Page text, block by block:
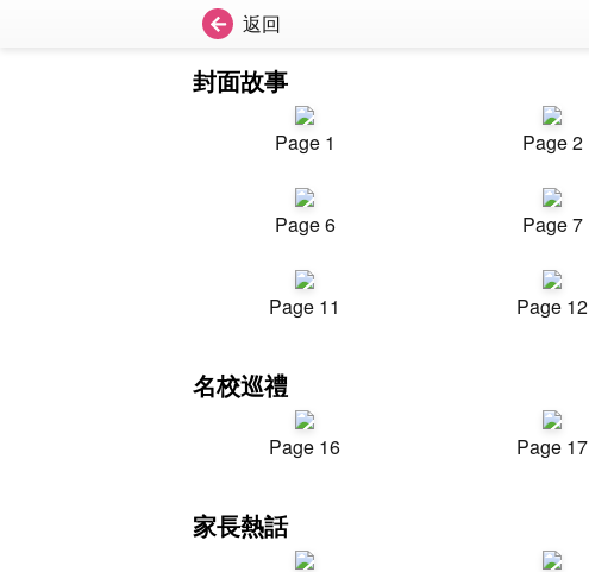
返回
封面故事
Page 1 Page 2
Page 6 Page 7
Page 11 Page 12
名校巡禮
Page 16 Page 17
家長熱話